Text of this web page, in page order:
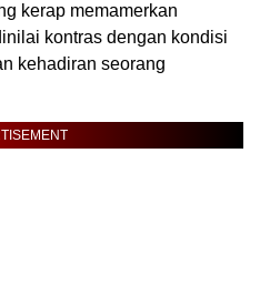
kerap memamerkan
kontras dengan kondisi
kehadiran seorang